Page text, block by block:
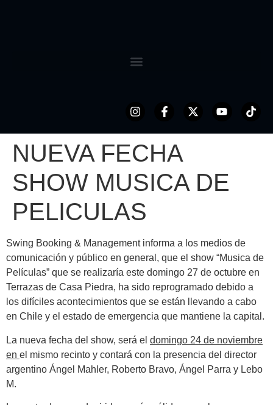
NUEVA FECHA
SHOW MUSICA DE
PELICULAS
Swing Booking & Management informa a los medios de
comunicación y público en general, que el show “Musica de
Películas” que se realizaría este domingo 27 de octubre en
Terrazas de Casa Piedra, ha sido reprogramado debido a
los difíciles acontecimientos que se están llevando a cabo
en Chile y el estado de emergencia que mantiene la capital.
La nueva fecha del show, será el domingo 24 de noviembre
en el mismo recinto y contará con la presencia del director
argentino Ángel Mahler, Roberto Bravo, Ángel Parra y Lebo
M.